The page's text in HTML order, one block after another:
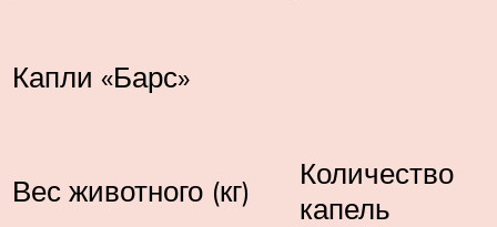
Капли «Барс»
Вес животного (кг)
Количество
капель